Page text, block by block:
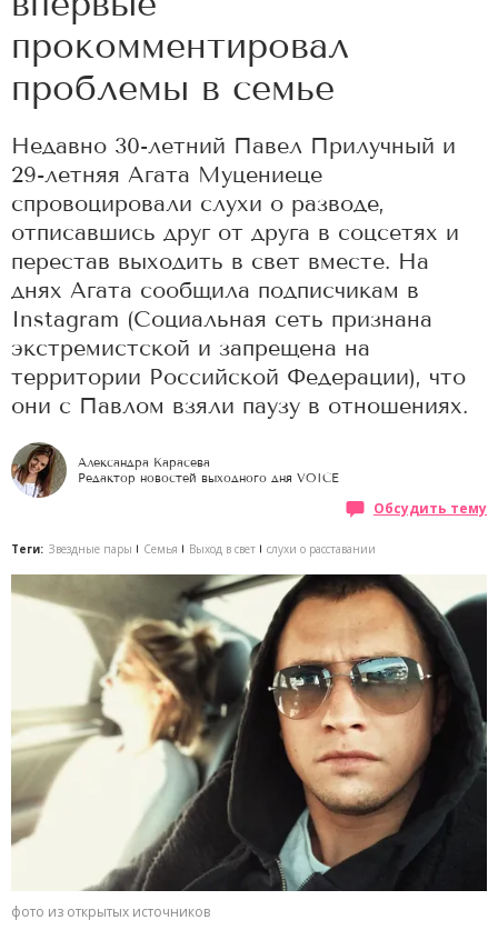
прокомментировал
проблемы в семье
Недавно 30-летний Павел Прилучный и
29-летняя Агата Муцениеце
спровоцировали слухи о разводе,
отписавшись друг от друга в соцсетях и
перестав выходить в свет вместе. На
днях Агата сообщила подписчикам в
Instagram (Социальная сеть признана
экстремистской и запрещена на
территории Российской Федерации), что
они с Павлом взяли паузу в отношениях.
Александра Карасева
Редактор новостей выходного дня VOICE
Обсудить тему
Теги: Звездные пары Семья Выход в свет слухи о расставании
фото из открытых источников